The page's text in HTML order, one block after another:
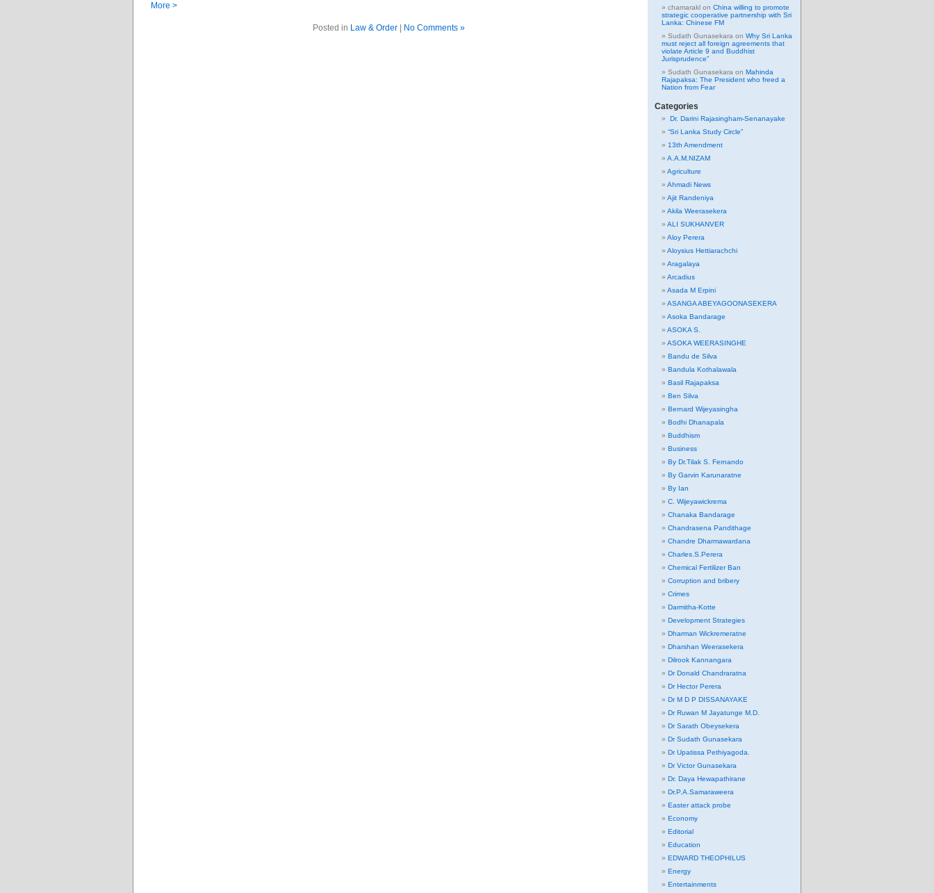
More >
Posted in Law & Order No Comments »
chamarakl on China willing to promote
strategic cooperative partnership with Sri
Lanka: Chinese FM
Sudath Gunasekara on Why Sri Lanka
must reject all foreign agreements that
violate Article 9 and Buddhist
Jurisprudence”
Sudath Gunasekara on Mahinda
Rajapaksa: The President who freed a
Nation from Fear
Categories
Dr. Darini Rajasingham-Senanayake
“Sri Lanka Study Circle”
13th Amendment
A.A.M.NIZAM
Agriculture
Ahmadi News
Ajit Randeniya
Akila Weerasekera
ALI SUKHANVER
Aloy Perera
Aloysius Hettiarachchi
Aragalaya
Arcadius
Asada M Erpini
ASANGA ABEYAGOONASEKERA
Asoka Bandarage
ASOKA S.
ASOKA WEERASINGHE
Bandu de Silva
Bandula Kothalawala
Basil Rajapaksa
Ben Silva
Bernard Wijeyasingha
Bodhi Dhanapala
Buddhism
Business
By Dr.Tilak S. Fernando
By Garvin Karunaratne
By Ian
C. Wijeyawickrema
Chanaka Bandarage
Chandrasena Pandithage
Chandre Dharmawardana
Charles.S.Perera
Chemical Fertilizer Ban
Corruption and bribery
Crimes
Darmitha-Kotte
Development Strategies
Dharman Wickremeratne
Dharshan Weerasekera
Dilrook Kannangara
Dr Donald Chandraratna
Dr Hector Perera
Dr M D P DISSANAYAKE
Dr Ruwan M Jayatunge M.D.
Dr Sarath Obeysekera
Dr Sudath Gunasekara
Dr Upatissa Pethiyagoda.
Dr Victor Gunasekara
Dr. Daya Hewapathirane
Dr.P.A.Samaraweera
Easter attack probe
Economy
Editorial
Education
EDWARD THEOPHILUS
Energy
Entertainments